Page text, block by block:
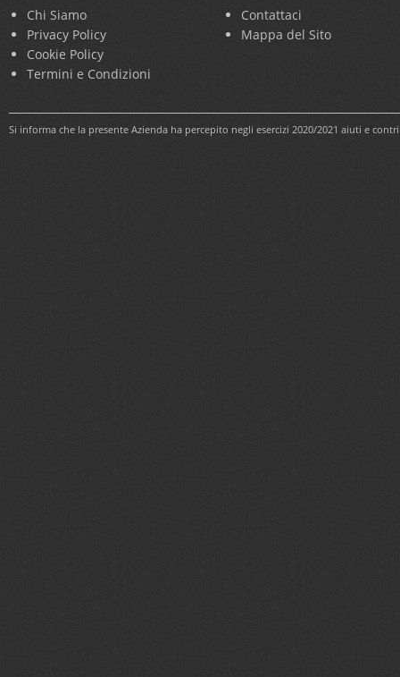
Chi Siamo
Privacy Policy
Cookie Policy
Termini e Condizioni
Contattaci
Mappa del Sito
Si informa che la presente Azienda ha percepito negli esercizi 2020/2021 aiuti e